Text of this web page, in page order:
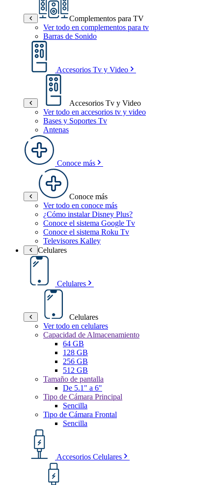
Complementos para TV
Ver todo en complementos para tv
Barras de Sonido
Accesorios Tv y Video
Accesorios Tv y Video
Ver todo en accesorios tv y video
Bases y Soportes Tv
Antenas
Conoce más
Conoce más
Ver todo en conoce más
¿Cómo instalar Disney Plus?
Conoce el sistema Google Tv
Conoce el sistema Roku Tv
Televisores Kalley
Celulares
Celulares
Celulares
Ver todo en celulares
Capacidad de Almacenamiento
64 GB
128 GB
256 GB
512 GB
Tamaño de pantalla
De 5.1" a 6"
Tipo de Cámara Principal
Sencilla
Tipo de Cámara Frontal
Sencilla
Accesorios Celulares